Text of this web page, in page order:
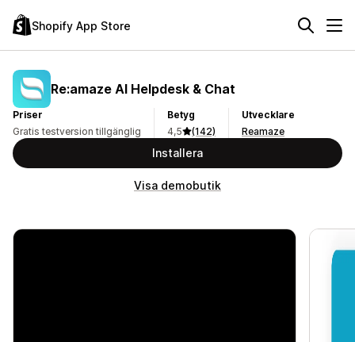
Shopify App Store
Re:amaze AI Helpdesk & Chat
Priser
Gratis testversion tillgänglig
Betyg
4,5
(142)
Utvecklare
Reamaze
Installera
Visa demobutik